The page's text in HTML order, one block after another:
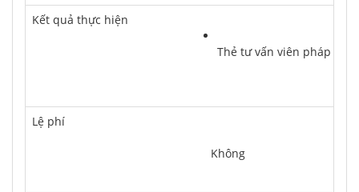
Kết quả thực hiện
Thẻ tư vấn viên pháp luật
Lệ phí
	Không